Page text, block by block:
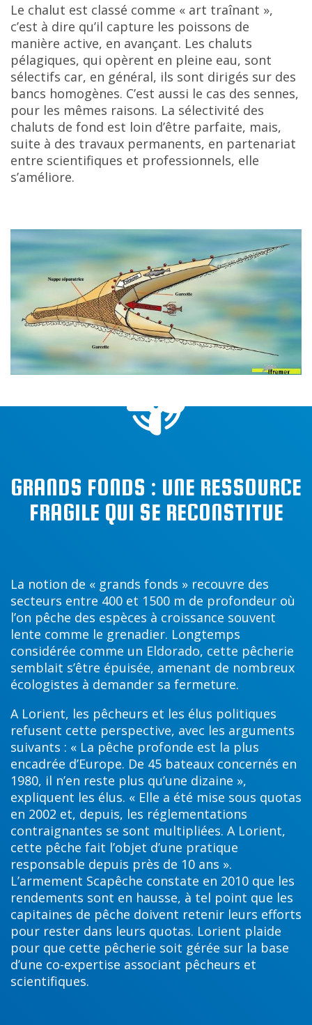
Le chalut est classé comme « art traînant »,
c’est à dire qu’il capture les poissons de
manière active, en avançant. Les chaluts
pélagiques, qui opèrent en pleine eau, sont
sélectifs car, en général, ils sont dirigés sur des
bancs homogènes. C’est aussi le cas des sennes,
pour les mêmes raisons. La sélectivité des
chaluts de fond est loin d’être parfaite, mais,
suite à des travaux permanents, en partenariat
entre scientifiques et professionnels, elle
s’améliore.
GRANDS FONDS : UNE RESSOURCE
FRAGILE QUI SE RECONSTITUE
La notion de « grands fonds » recouvre des
secteurs entre 400 et 1500 m de profondeur où
l’on pêche des espèces à croissance souvent
lente comme le grenadier. Longtemps
considérée comme un Eldorado, cette pêcherie
semblait s’être épuisée, amenant de nombreux
écologistes à demander sa fermeture.
A Lorient, les pêcheurs et les élus politiques
refusent cette perspective, avec les arguments
suivants : « La pêche profonde est la plus
encadrée d’Europe. De 45 bateaux concernés en
1980, il n’en reste plus qu’une dizaine »,
expliquent les élus. « Elle a été mise sous quotas
en 2002 et, depuis, les réglementations
contraignantes se sont multipliées. A Lorient,
cette pêche fait l’objet d’une pratique
responsable depuis près de 10 ans ».
L’armement Scapêche constate en 2010 que les
rendements sont en hausse, à tel point que les
capitaines de pêche doivent retenir leurs efforts
pour rester dans leurs quotas. Lorient plaide
pour que cette pêcherie soit gérée sur la base
d’une co-expertise associant pêcheurs et
scientifiques.